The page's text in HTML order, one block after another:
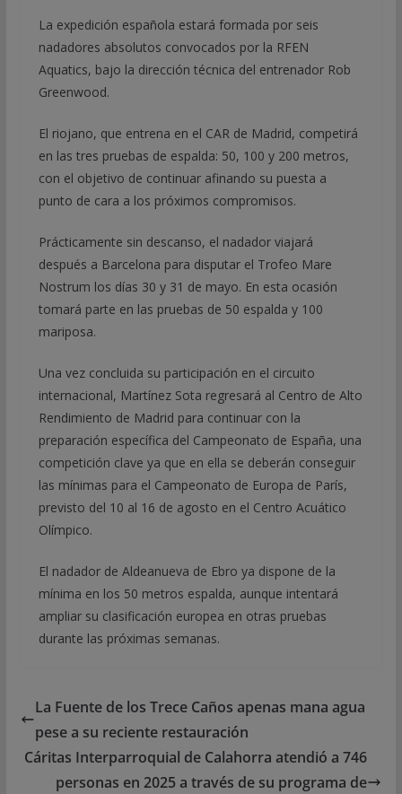
La expedición española estará formada por seis
nadadores absolutos convocados por la RFEN
Aquatics, bajo la dirección técnica del entrenador Rob
Greenwood.
El riojano, que entrena en el CAR de Madrid, competirá
en las tres pruebas de espalda: 50, 100 y 200 metros,
con el objetivo de continuar afinando su puesta a
punto de cara a los próximos compromisos.
Prácticamente sin descanso, el nadador viajará
después a Barcelona para disputar el Trofeo Mare
Nostrum los días 30 y 31 de mayo. En esta ocasión
tomará parte en las pruebas de 50 espalda y 100
mariposa.
Una vez concluida su participación en el circuito
internacional, Martínez Sota regresará al Centro de Alto
Rendimiento de Madrid para continuar con la
preparación específica del Campeonato de España, una
competición clave ya que en ella se deberán conseguir
las mínimas para el Campeonato de Europa de París,
previsto del 10 al 16 de agosto en el Centro Acuático
Olímpico.
El nadador de Aldeanueva de Ebro ya dispone de la
mínima en los 50 metros espalda, aunque intentará
ampliar su clasificación europea en otras pruebas
durante las próximas semanas.
La Fuente de los Trece Caños apenas mana agua
pese a su reciente restauración
Cáritas Interparroquial de Calahorra atendió a 746
personas en 2025 a través de su programa de